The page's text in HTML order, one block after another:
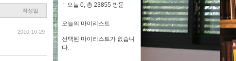
작성일
2010-10-29
오늘 0, 총 23855 방문
오늘의 마이리스트
선택된 마이리스트가 없습니
다.